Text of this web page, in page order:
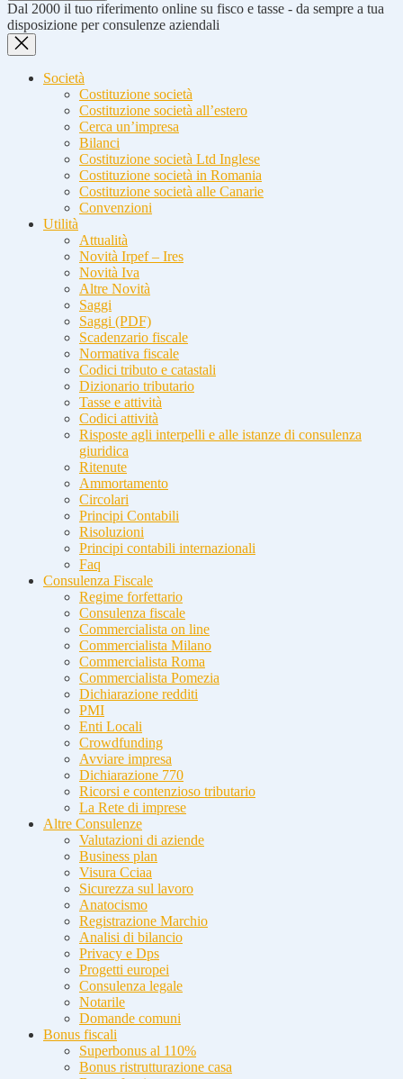
Dal 2000 il tuo riferimento online su fisco e tasse - da sempre a tua
disposizione per consulenze aziendali
Società
Costituzione società
Costituzione società all’estero
Cerca un’impresa
Bilanci
Costituzione società Ltd Inglese
Costituzione società in Romania
Costituzione società alle Canarie
Convenzioni
Utilità
Attualità
Novità Irpef – Ires
Novità Iva
Altre Novità
Saggi
Saggi (PDF)
Scadenzario fiscale
Normativa fiscale
Codici tributo e catastali
Dizionario tributario
Tasse e attività
Codici attività
Risposte agli interpelli e alle istanze di consulenza
giuridica
Ritenute
Ammortamento
Circolari
Principi Contabili
Risoluzioni
Principi contabili internazionali
Faq
Consulenza Fiscale
Regime forfettario
Consulenza fiscale
Commercialista on line
Commercialista Milano
Commercialista Roma
Commercialista Pomezia
Dichiarazione redditi
PMI
Enti Locali
Crowdfunding
Avviare impresa
Dichiarazione 770
Ricorsi e contenzioso tributario
La Rete di imprese
Altre Consulenze
Valutazioni di aziende
Business plan
Visura Cciaa
Sicurezza sul lavoro
Anatocismo
Registrazione Marchio
Analisi di bilancio
Privacy e Dps
Progetti europei
Consulenza legale
Notarile
Domande comuni
Bonus fiscali
Superbonus al 110%
Bonus ristrutturazione casa